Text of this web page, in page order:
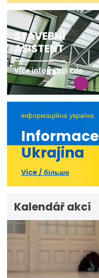
STAVEBNÍ
ASISTENT
Více informací zde
інформаційна україна
Informace
Ukrajina
Více / більше
Kalendář akcí